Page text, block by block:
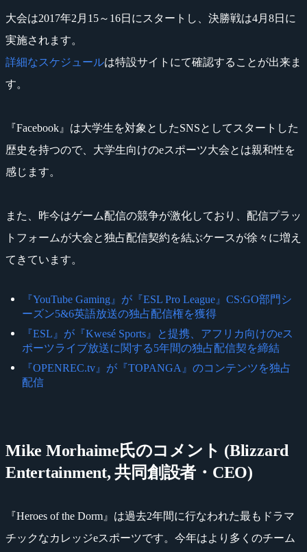
大会は2017年2月15～16日にスタートし、決勝戦は4月8日に
実施されます。
詳細なスケジュールは特設サイトにて確認することが出来ま
す。
『Facebook』は大学生を対象としたSNSとしてスタートした
歴史を持つので、大学生向けのeスポーツ大会とは親和性を
感じます。
また、昨今はゲーム配信の競争が激化しており、配信プラッ
トフォームが大会と独占配信契約を結ぶケースが徐々に増え
てきています。
『YouTube Gaming』が『ESL Pro League』CS:GO部門シ
ーズン5&6英語放送の独占配信権を獲得
『ESL』が『Kwesé Sports』と提携、アフリカ向けのeス
ポーツライブ放送に関する5年間の独占配信契を締結
『OPENREC.tv』が『TOPANGA』のコンテンツを独占
配信
Mike Morhaime氏のコメント (Blizzard
Entertainment, 共同創設者・CEO)
『Heroes of the Dorm』は過去2年間に行なわれた最もドラマ
チックなカレッジeスポーツです。今年はより多くのチーム